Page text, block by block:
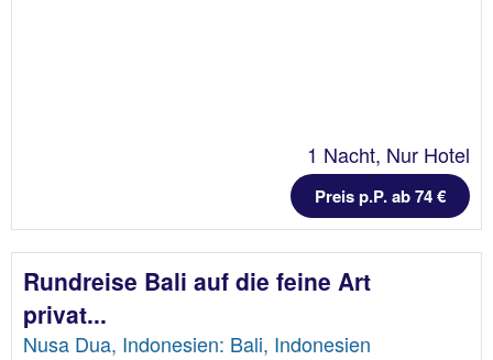
1 Nacht, Nur Hotel
Preis p.P. ab 74 €
Rundreise Bali auf die feine Art
privat...
Nusa Dua, Indonesien: Bali, Indonesien